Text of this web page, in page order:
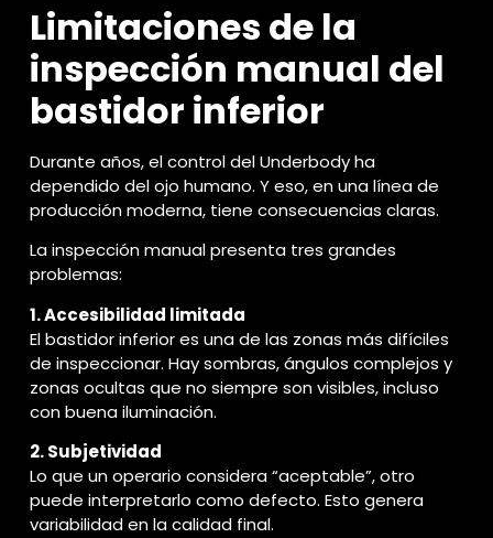
Limitaciones de la
inspección manual del
bastidor inferior
Durante años, el control del Underbody ha
dependido del ojo humano. Y eso, en una línea de
producción moderna, tiene consecuencias claras.
La inspección manual presenta tres grandes
problemas:
1. Accesibilidad limitada
El bastidor inferior es una de las zonas más difíciles
de inspeccionar. Hay sombras, ángulos complejos y
zonas ocultas que no siempre son visibles, incluso
con buena iluminación.
2. Subjetividad
Lo que un operario considera “aceptable”, otro
puede interpretarlo como defecto. Esto genera
variabilidad en la calidad final.